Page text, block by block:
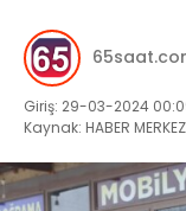
Giriş: 29-03-2024
Kaynak: HABER